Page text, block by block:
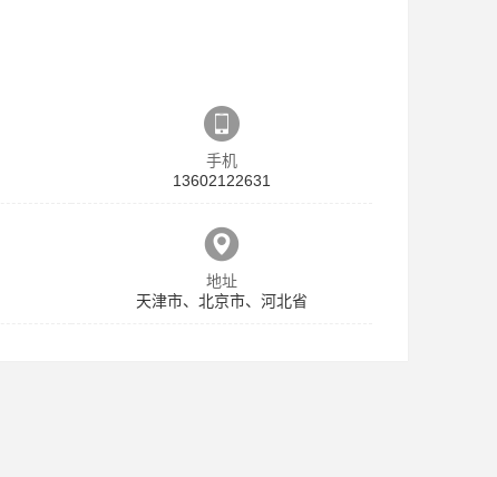
手机
13602122631
地址
天津市、北京市、河北省